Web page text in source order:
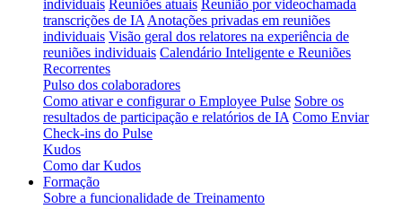
individuais Reuniões atuais Reunião por videochamada
transcrições de IA Anotações privadas em reuniões
individuais Visão geral dos relatores na experiência de
reuniões individuais Calendário Inteligente e Reuniões
Recorrentes
Pulso dos colaboradores
Como ativar e configurar o Employee Pulse Sobre os
resultados de participação e relatórios de IA Como Enviar
Check-ins do Pulse
Kudos
Como dar Kudos
Formação
Sobre a funcionalidade de Treinamento